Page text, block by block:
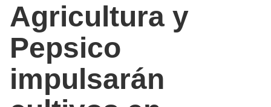
Agricultura y
Pepsico
impulsarán